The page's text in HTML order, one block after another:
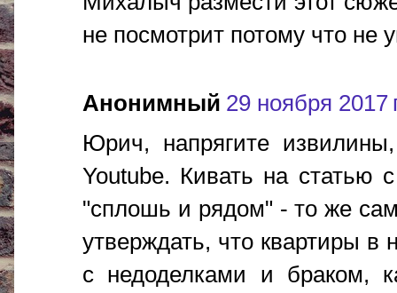
не посмотрит потому что не
Анонимный 29 ноября 2017
Юрич, напрягите
Youtube. Кивать на статью
"сплошь и рядом" - то же
утверждать, что квартиры
с недоделками и браком,